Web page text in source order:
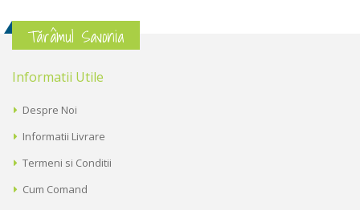
Tărâmul Savonia
Informatii Utile
Despre Noi
Informatii Livrare
Termeni si Conditii
Cum Comand